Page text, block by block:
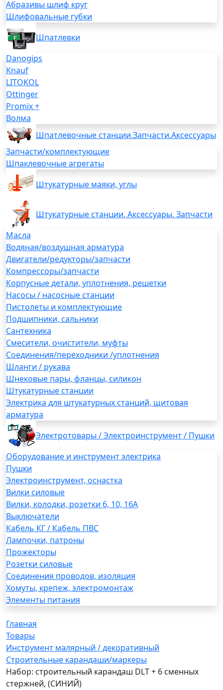
Абразивы шлиф круг
Шлифовальные губки
Шпатлевки
Danogips
Knauf
LITOKOL
Ottinger
Promix +
Волма
Шпатлевочные станции.Запчасти.Аксессуары
Запчасти/комплектующие
Шпаклевочные агрегаты
Штукатурные маяки, углы
Штукатурные станции. Аксессуары. Запчасти
Масла
Водяная/воздушная арматура
Двигатели/редукторы/запчасти
Компрессоры/запчасти
Корпусные детали, уплотнения, решетки
Насосы / насосные станции
Пистолеты и комплектующие
Подшипники, сальники
Сантехника
Смесители, очистители, муфты
Соединения/переходники /уплотнения
Шланги / рукава
Шнековые пары, фланцы, силикон
Штукатурные станции
Электрика для штукатурных станций, щитовая
арматура
Электротовары / Электроинструмент / Пушки
Оборудование и инструмент электрика
Пушки
Электроинструмент, оснастка
Вилки силовые
Вилки, колодки, розетки 6, 10, 16А
Выключатели
Кабель КГ / Кабель ПВС
Лампочки, патроны
Прожекторы
Розетки силовые
Соединения проводов, изоляция
Хомуты, крепеж, электромонтаж
Элементы питания
Главная
Товары
Инструмент малярный / декоративный
Строительные карандаши/маркеры
Набор: строительный карандаш DLT + 6 сменных
стержней, (СИНИЙ)